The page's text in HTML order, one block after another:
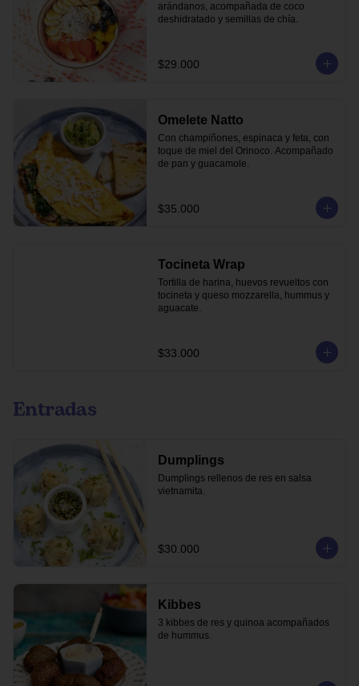
arándanos, acompañada de coco
deshidratado y semillas de chía.
$29.000
Omelete Natto
Con champiñones, espinaca y feta, con
toque de miel del Orinoco. Acompañado
de pan y guacamole.
$35.000
Tocineta Wrap
Tortilla de harina, huevos revueltos con
tocineta y queso mozzarella, hummus y
aguacate.
$33.000
Entradas
Dumplings
Dumplings rellenos de res en salsa
vietnamita.
$30.000
Kibbes
3 kibbes de res y quinoa acompañados
de hummus.